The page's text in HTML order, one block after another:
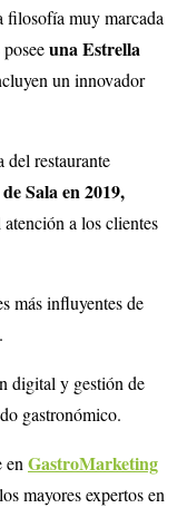
filosofía muy marcada
una Estrella
un innovador
del restaurante
Sala en 2019,
a los clientes
más influyentes de
digital y gestión de
gastronómico.
en GastroMarketing
mayores expertos en